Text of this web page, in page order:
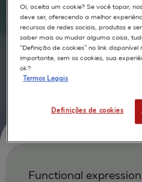
TEXTO COMPLETO
Functional
Oi, aceita um cookie? Se você topar,
deve ser, oferecendo a melhor
recursos de redes sociais, produtos e
saber mais ou mudar alguma coisa,
“Definição de cookies” no link
importante, sem os cookies, sua
ok?
Termos Legais
Definições de cookies